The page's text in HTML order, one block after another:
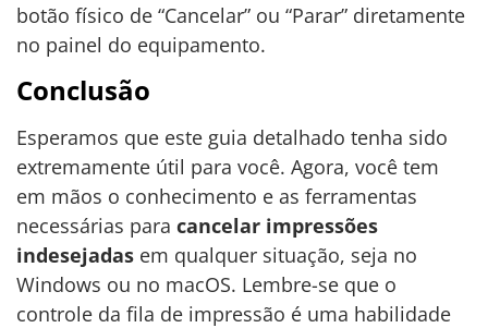
botão físico de “Cancelar” ou “Parar” diretamente
no painel do equipamento.
Conclusão
Esperamos que este guia detalhado tenha sido
extremamente útil para você. Agora, você tem
em mãos o conhecimento e as ferramentas
necessárias para cancelar impressões
indesejadas em qualquer situação, seja no
Windows ou no macOS. Lembre-se que o
controle da fila de impressão é uma habilidade